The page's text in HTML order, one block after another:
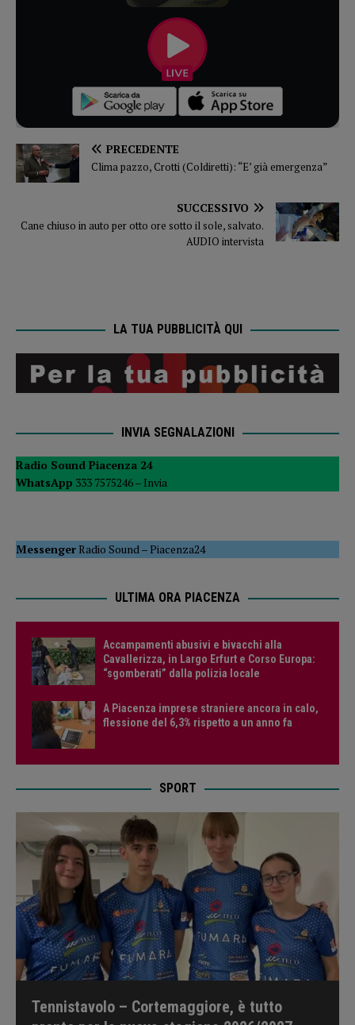
PRECEDENTE
Clima pazzo, Crotti (Coldiretti): “E’ già emergenza”
SUCCESSIVO
Cane chiuso in auto per otto ore sotto il sole, salvato.
AUDIO intervista
LA TUA PUBBLICITÀ QUI
INVIA SEGNALAZIONI
Radio Sound Piacenza 24
WhatsApp 333 7575246 – Invia
MessengerRadio Sound–Piacenza24
ULTIMA ORA PIACENZA
Accampamenti abusivi e bivacchi alla
Cavallerizza, in Largo Erfurt e Corso Europa:
“sgomberati” dalla polizia locale
A Piacenza imprese straniere ancora in calo,
flessione del 6,3% rispetto a un anno fa
SPORT
Tennistavolo – Cortemaggiore, è tutto